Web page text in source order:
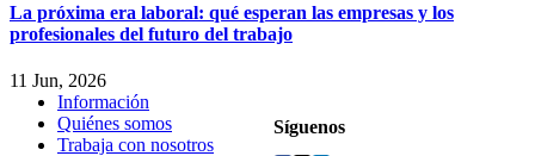
La próxima era laboral: qué esperan las empresas y los
profesionales del futuro del trabajo
11 Jun, 2026
Síguenos
Información
Quiénes somos
Trabaja con nosotros